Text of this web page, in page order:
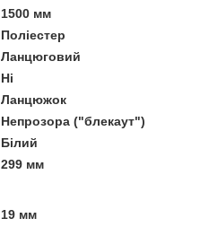
1500 мм
Поліестер
Ланцюговий
Ні
Ланцюжок
Непрозора ("блекаут")
Білий
299 мм
19 мм